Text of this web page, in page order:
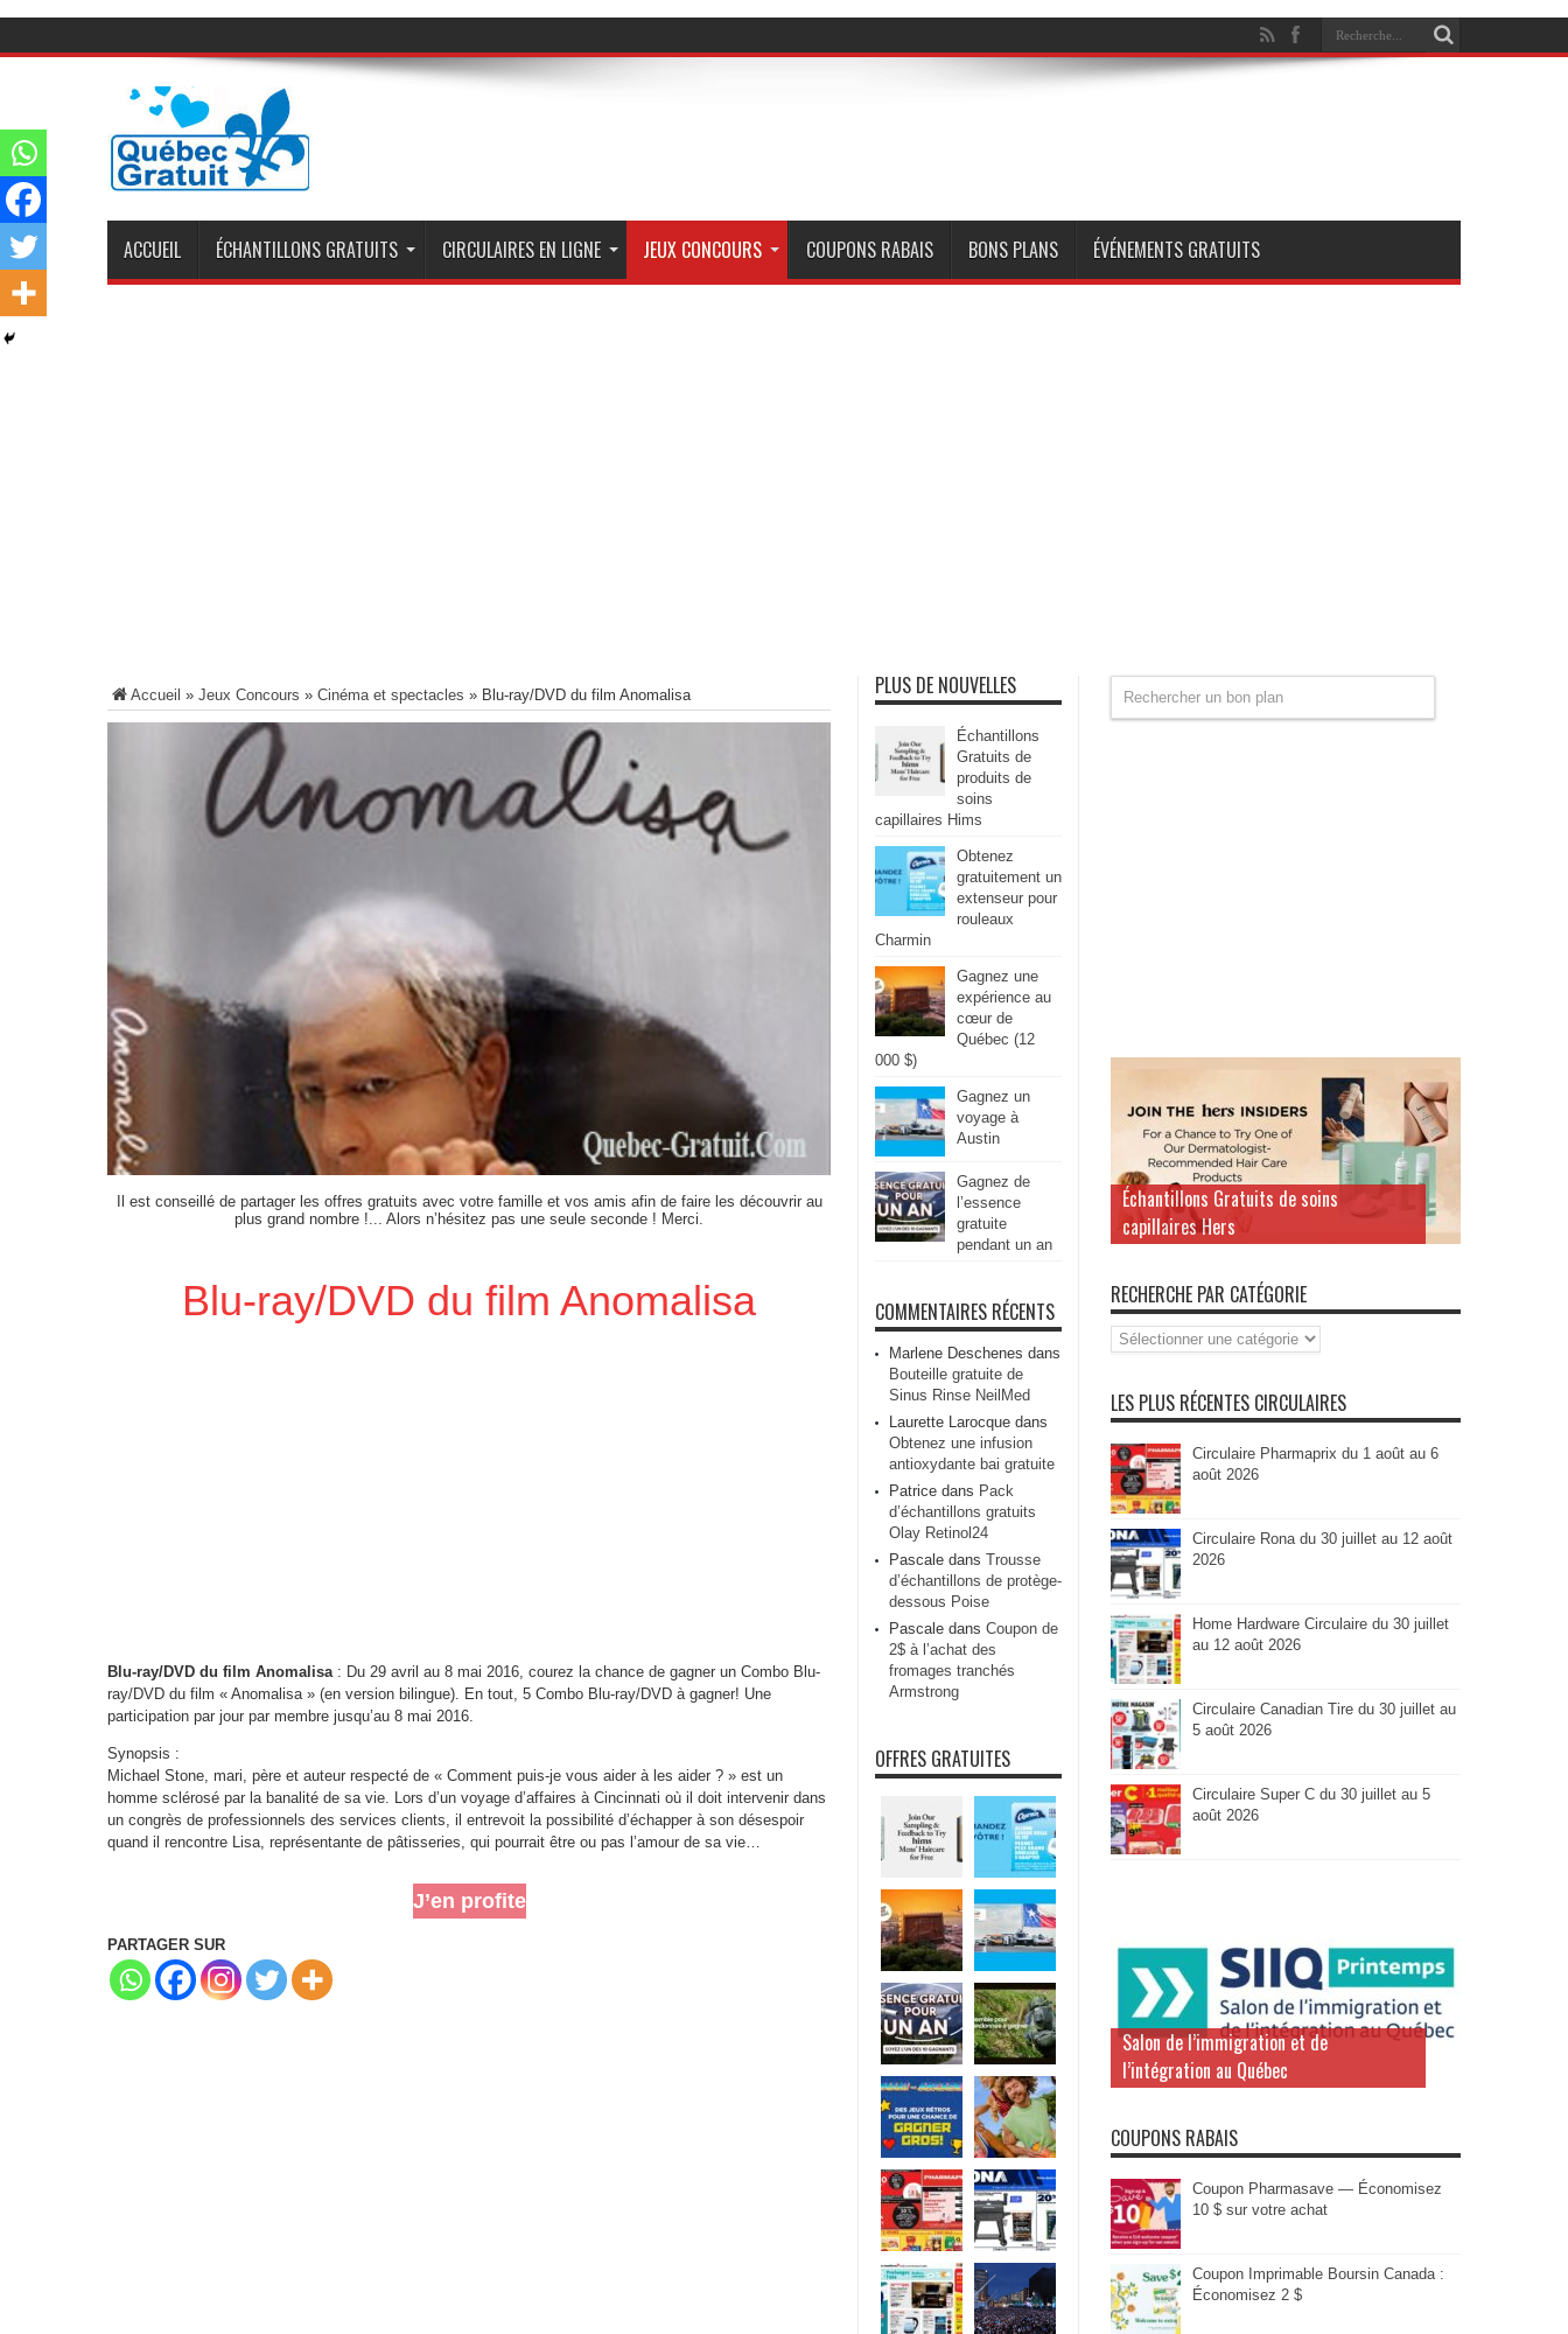
ACCUEIL ÉCHANTILLONS GRATUITS CIRCULAIRES EN LIGNE JEUX CONCOURS COUPONS RABAIS BONS PLANS ÉVÉNEMENTS GRATUITS
Accueil » Jeux Concours » Cinéma et spectacles » Blu-ray/DVD du film Anomalisa
Il est conseillé de partager les offres gratuits avec votre famille et vos amis afin de faire les découvrir au
plus grand nombre !... Alors n’hésitez pas une seule seconde ! Merci.
Blu-ray/DVD du film Anomalisa
Blu-ray/DVD du film Anomalisa : Du 29 avril au 8 mai 2016, courez la chance de gagner un Combo Blu-
ray/DVD du film « Anomalisa » (en version bilingue). En tout, 5 Combo Blu-ray/DVD à gagner! Une
participation par jour par membre jusqu’au 8 mai 2016.
Synopsis :
Michael Stone, mari, père et auteur respecté de « Comment puis-je vous aider à les aider ? » est un
homme sclérosé par la banalité de sa vie. Lors d’un voyage d’affaires à Cincinnati où il doit intervenir dans
un congrès de professionnels des services clients, il entrevoit la possibilité d’échapper à son désespoir
quand il rencontre Lisa, représentante de pâtisseries, qui pourrait être ou pas l’amour de sa vie…
J’en profite
PARTAGER SUR
PLUS DE NOUVELLES
Échantillons
Gratuits de
produits de
soins
capillaires Hims
Obtenez
gratuitement un
extenseur pour
rouleaux
Charmin
Gagnez une
expérience au
cœur de
Québec (12
000 $)
Gagnez un
voyage à
Austin
Gagnez de
l’essence
gratuite
pendant un an
COMMENTAIRES RÉCENTS
Marlene Deschenes dans
Bouteille gratuite de
Sinus Rinse NeilMed
Laurette Larocque dans
Obtenez une infusion
antioxydante bai gratuite
Patrice dans Pack
d’échantillons gratuits
Olay Retinol24
Pascale dans Trousse
d’échantillons de protège-
dessous Poise
Pascale dans Coupon de
2$ à l’achat des
fromages tranchés
Armstrong
OFFRES GRATUITES
Échantillons Gratuits de soins
capillaires Hers
RECHERCHE PAR CATÉGORIE
Recherche
par
LES PLUS RÉCENTES CIRCULAIRES
Circulaire Pharmaprix du 1 août au 6
août 2026
Circulaire Rona du 30 juillet au 12 août
2026
Home Hardware Circulaire du 30 juillet
au 12 août 2026
Circulaire Canadian Tire du 30 juillet au
5 août 2026
Circulaire Super C du 30 juillet au 5
août 2026
Salon de l’immigration et de
l’intégration au Québec
COUPONS RABAIS
Coupon Pharmasave — Économisez
10 $ sur votre achat
Coupon Imprimable Boursin Canada :
Économisez 2 $